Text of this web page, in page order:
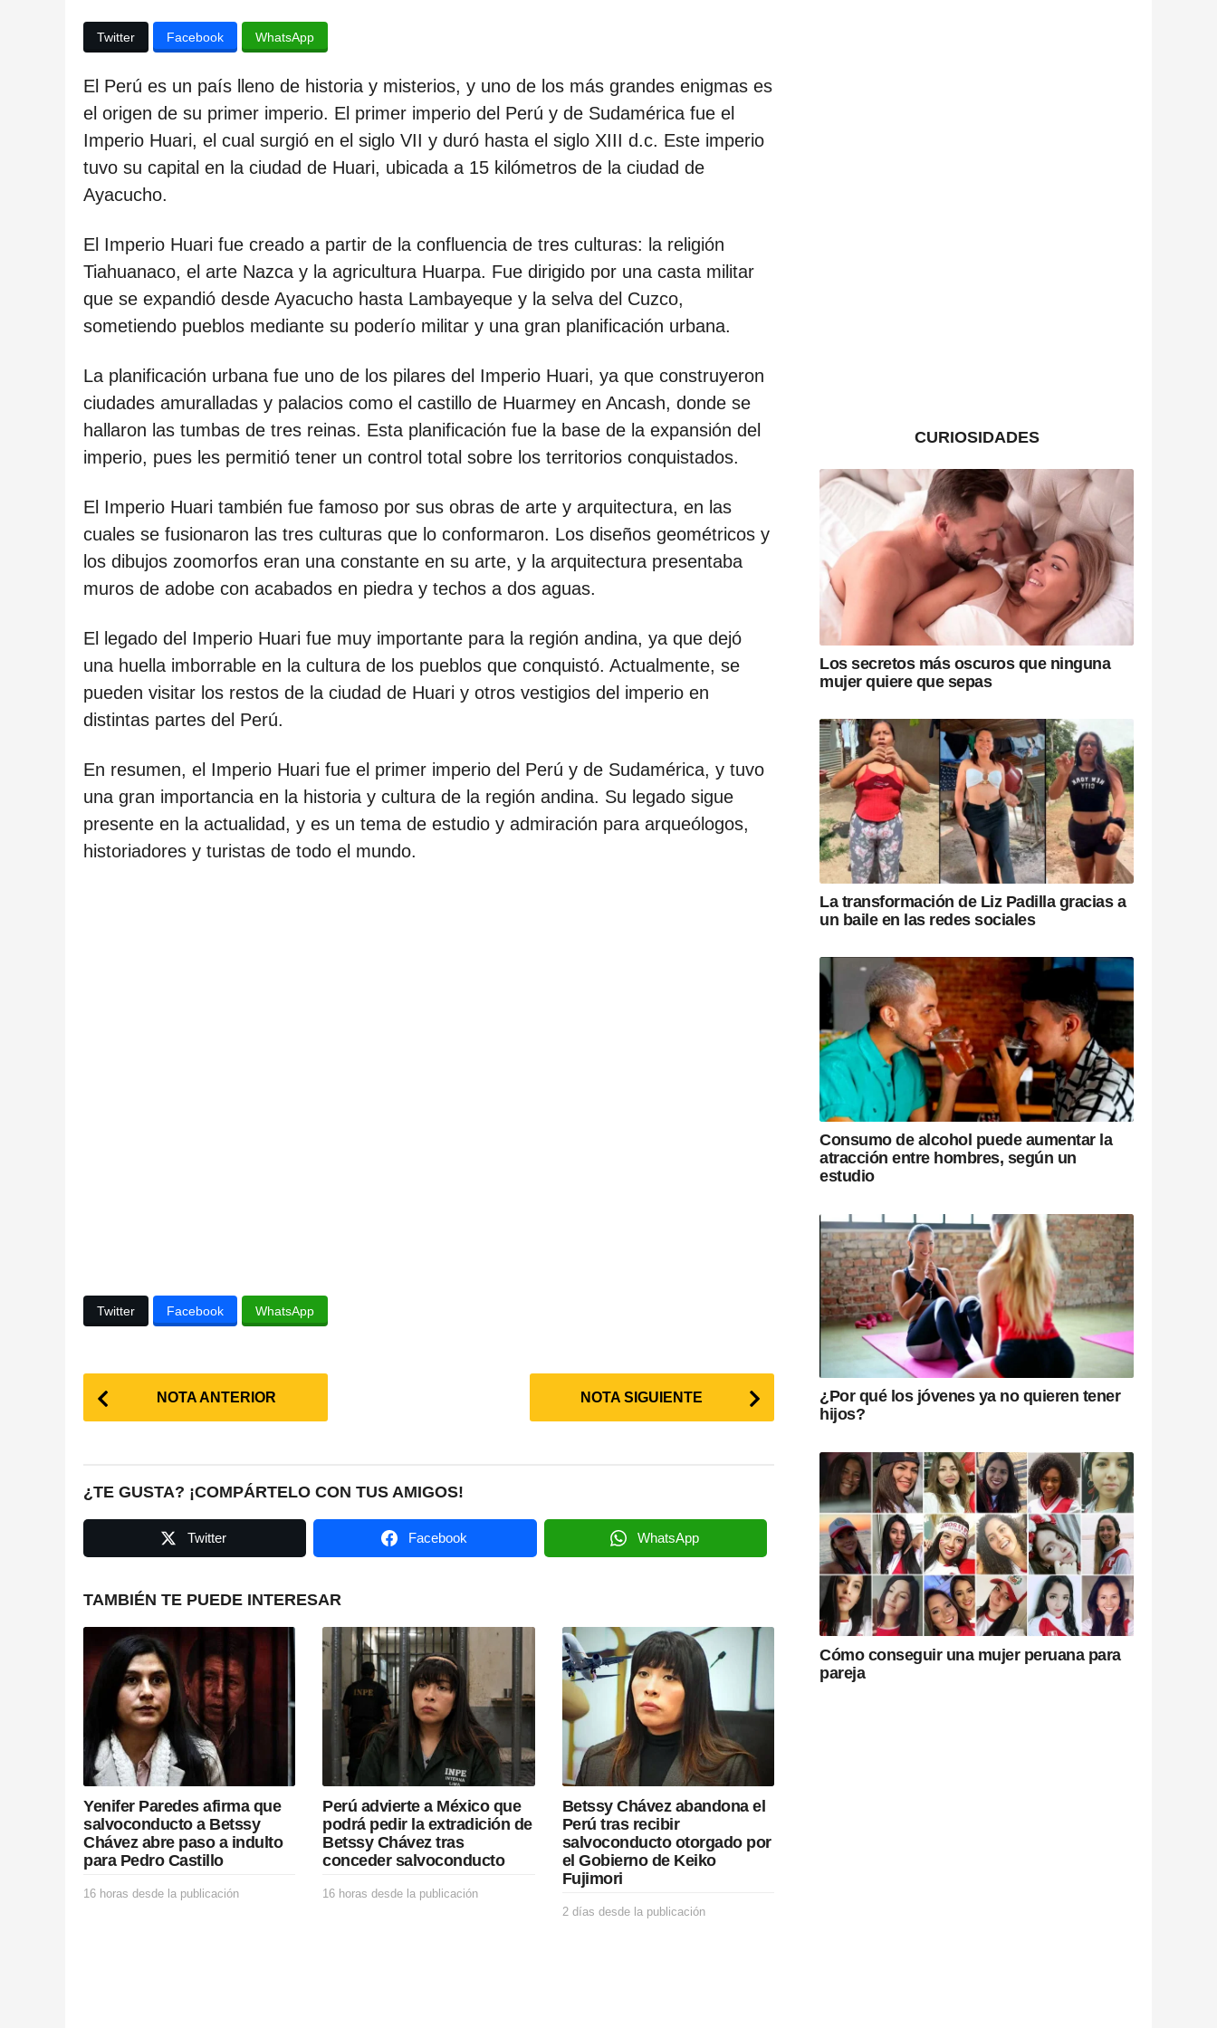
o
s
d
e
s
d
e
a
p
u
b
i
c
a
c
ó
n
Twitter Facebook WhatsApp
El Perú es un país lleno de historia y misterios, y uno de los más grandes enigmas es
el origen de su primer imperio. El primer imperio del Perú y de Sudamérica fue el
Imperio Huari, el cual surgió en el siglo VII y duró hasta el siglo XIII d.c. Este imperio
tuvo su capital en la ciudad de Huari, ubicada a 15 kilómetros de la ciudad de
Ayacucho.
El Imperio Huari fue creado a partir de la confluencia de tres culturas: la religión
Tiahuanaco, el arte Nazca y la agricultura Huarpa. Fue dirigido por una casta militar
que se expandió desde Ayacucho hasta Lambayeque y la selva del Cuzco,
sometiendo pueblos mediante su poderío militar y una gran planificación urbana.
La planificación urbana fue uno de los pilares del Imperio Huari, ya que construyeron
ciudades amuralladas y palacios como el castillo de Huarmey en Ancash, donde se
hallaron las tumbas de tres reinas. Esta planificación fue la base de la expansión del
imperio, pues les permitió tener un control total sobre los territorios conquistados.
El Imperio Huari también fue famoso por sus obras de arte y arquitectura, en las
cuales se fusionaron las tres culturas que lo conformaron. Los diseños geométricos y
los dibujos zoomorfos eran una constante en su arte, y la arquitectura presentaba
muros de adobe con acabados en piedra y techos a dos aguas.
El legado del Imperio Huari fue muy importante para la región andina, ya que dejó
una huella imborrable en la cultura de los pueblos que conquistó. Actualmente, se
pueden visitar los restos de la ciudad de Huari y otros vestigios del imperio en
distintas partes del Perú.
En resumen, el Imperio Huari fue el primer imperio del Perú y de Sudamérica, y tuvo
una gran importancia en la historia y cultura de la región andina. Su legado sigue
presente en la actualidad, y es un tema de estudio y admiración para arqueólogos,
historiadores y turistas de todo el mundo.
Twitter Facebook WhatsApp
P
o
t
g
i
n
a
t
i
o
n
NOTA ANTERIOR NOTA SIGUIENTE
¿TE GUSTA? ¡COMPÁRTELO CON TUS AMIGOS!
Twitter Facebook WhatsApp
TAMBIÉN TE PUEDE INTERESAR
Yenifer Paredes afirma que
salvoconducto a Betssy
Chávez abre paso a indulto
para Pedro Castillo
16 horas desde la publicación
Perú advierte a México que
podrá pedir la extradición de
Betssy Chávez tras
conceder salvoconducto
16 horas desde la publicación
Betssy Chávez abandona el
Perú tras recibir
salvoconducto otorgado por
el Gobierno de Keiko
Fujimori
2 días desde la publicación2
CURIOSIDADES
Los secretos más oscuros que ninguna
mujer quiere que sepas
La transformación de Liz Padilla gracias a
un baile en las redes sociales
Consumo de alcohol puede aumentar la
atracción entre hombres, según un
estudio
¿Por qué los jóvenes ya no quieren tener
hijos?
Cómo conseguir una mujer peruana para
pareja